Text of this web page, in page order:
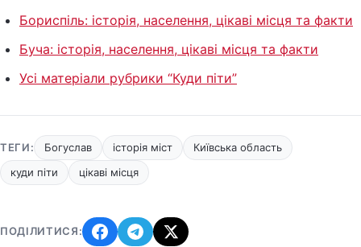
Бориспіль: історія, населення, цікаві місця та факти
Буча: історія, населення, цікаві місця та факти
Усі матеріали рубрики “Куди піти”
ТЕГИ: Богуслав історія міст
Київська область
куди піти
цікаві місця
ПОДІЛИТИСЯ: